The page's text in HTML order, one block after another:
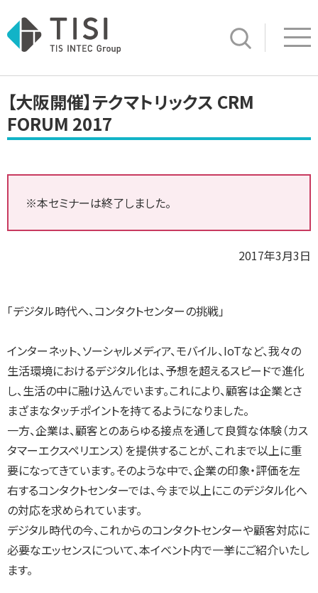
サイト内検索
【大阪開催】テクマトリックス CRM
FORUM 2017
※本セミナーは終了しました。
2017年3月3日
「デジタル時代へ、コンタクトセンターの挑戦」
インターネット、ソーシャルメディア、モバイル、IoTなど、我々の
生活環境におけるデジタル化は、予想を超えるスピードで進化
し、生活の中に融け込んでいます。これにより、顧客は企業とさ
まざまなタッチポイントを持てるようになりました。
一方、企業は、顧客とのあらゆる接点を通して良質な体験（カス
タマーエクスペリエンス）を提供することが、これまで以上に重
要になってきています。そのような中で、企業の印象・評価を左
右するコンタクトセンターでは、今まで以上にこのデジタル化へ
の対応を求められています。
デジタル時代の今、これからのコンタクトセンターや顧客対応に
必要なエッセンスについて、本イベント内で一挙にご紹介いたし
ます。